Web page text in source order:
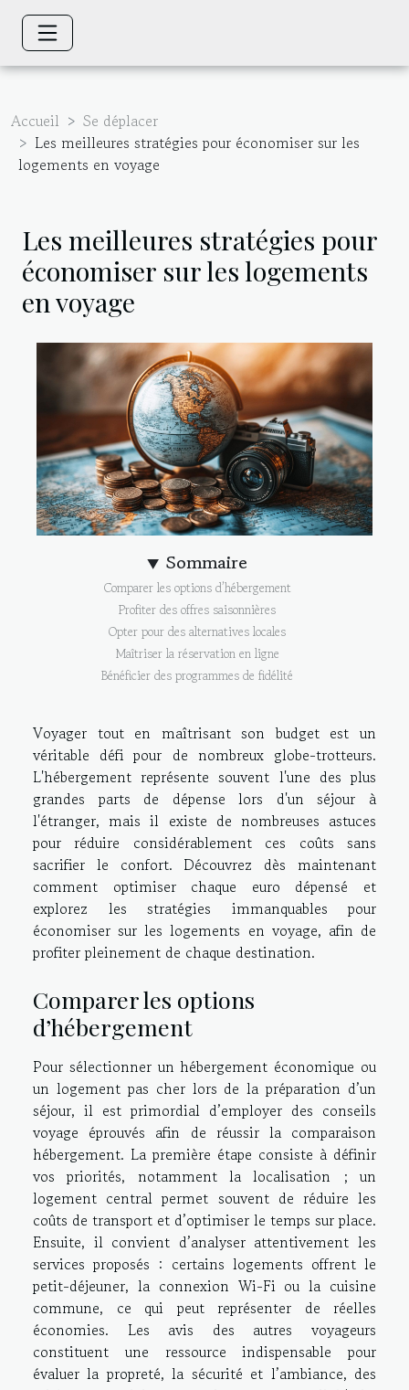
Accueil
Se déplacer
Les meilleures stratégies pour économiser sur les
logements en voyage
Les meilleures stratégies pour
économiser sur les logements
en voyage
Sommaire
Comparer les options d’hébergement
Profiter des offres saisonnières
Opter pour des alternatives locales
Maîtriser la réservation en ligne
Bénéficier des programmes de fidélité
Voyager tout en maîtrisant son budget est un
véritable défi pour de nombreux globe-trotteurs.
L'hébergement représente souvent l'une des plus
grandes parts de dépense lors d'un séjour à
l'étranger, mais il existe de nombreuses astuces
pour réduire considérablement ces coûts sans
sacrifier le confort. Découvrez dès maintenant
comment optimiser chaque euro dépensé et
explorez les stratégies immanquables pour
économiser sur les logements en voyage, afin de
profiter pleinement de chaque destination.
Comparer les options
d’hébergement
Pour sélectionner un hébergement économique ou
un logement pas cher lors de la préparation d’un
séjour, il est primordial d’employer des conseils
voyage éprouvés afin de réussir la comparaison
hébergement. La première étape consiste à définir
vos priorités, notamment la localisation ; un
logement central permet souvent de réduire les
coûts de transport et d’optimiser le temps sur place.
Ensuite, il convient d’analyser attentivement les
services proposés : certains logements offrent le
petit-déjeuner, la connexion Wi-Fi ou la cuisine
commune, ce qui peut représenter de réelles
économies. Les avis des autres voyageurs
constituent une ressource indispensable pour
évaluer la propreté, la sécurité et l’ambiance, des